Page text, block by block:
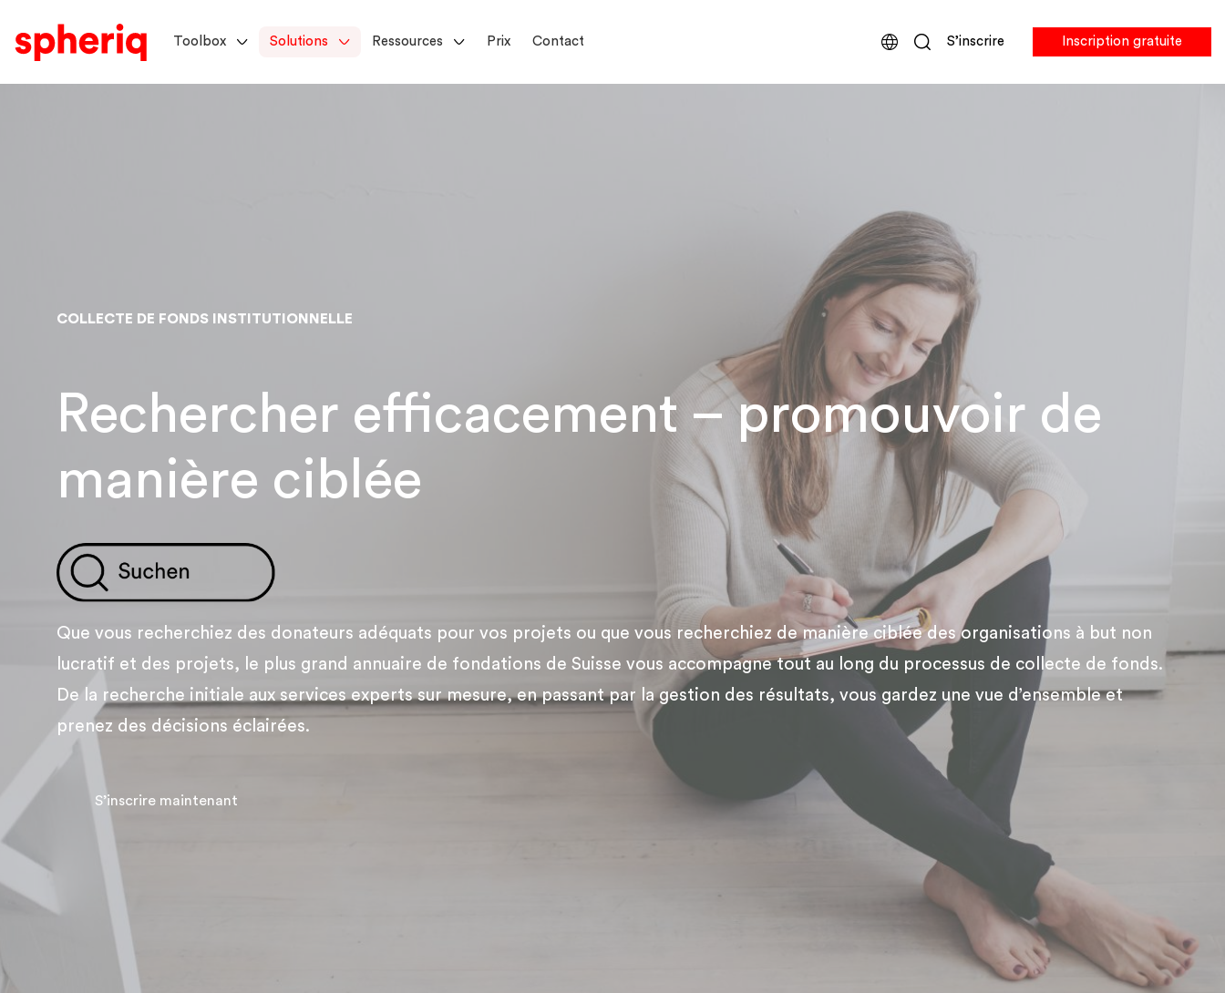
Toolbox Solutions Ressources Prix Contact S’inscrire Inscription gratuite
COLLECTE DE FONDS INSTITUTIONNELLE
Rechercher efficacement – promouvoir de
manière ciblée
Que vous recherchiez des donateurs adéquats pour vos projets ou que vous recherchiez de manière ciblée des organisations à but non
lucratif et des projets, le plus grand annuaire de fondations de Suisse vous accompagne tout au long du processus de collecte de fonds.
De la recherche initiale aux services experts sur mesure, en passant par la gestion des résultats, vous gardez une vue d’ensemble et
prenez des décisions éclairées.
S’inscrire maintenant